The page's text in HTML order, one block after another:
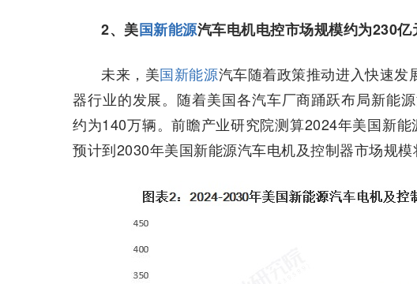
2、美国新能源汽车电机电控市场规模约为230亿
未来，美国新能源汽车随着政策推动进入快速发
器行业的发展。随着美国各汽车厂商踊跃布局新能
约为140万辆。前瞻产业研究院测算2024年美国新
预计到2030年美国新能源汽车电机及控制器市场规模